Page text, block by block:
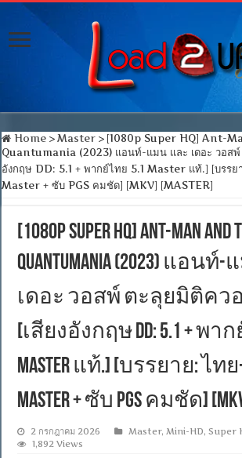
Home > Master > [1080p Super HQ] Ant-
Quantumania (2023) แอนท์-แมน และ เดอะ วอสพ์
อังกฤษ DD: 5.1 + พากย์ไทย 5.1 Master แท้.] [บรรย
Master + ซับ PGS คมชัด] [MKV] [MASTER]
[1080p Super HQ] Ant-Man and
Quantumania (2023) แอนท์
เดอะ วอสพ์ ตะลุยมิติคว
[เสียงอังกฤษ DD: 5.1 + พาก
Master แท้.] [บรรยาย: ไท
Master + ซับ PGS คมชัด]
2 กรกฎาคม 2026 Master,Mini-HD,Super
1,892 Views